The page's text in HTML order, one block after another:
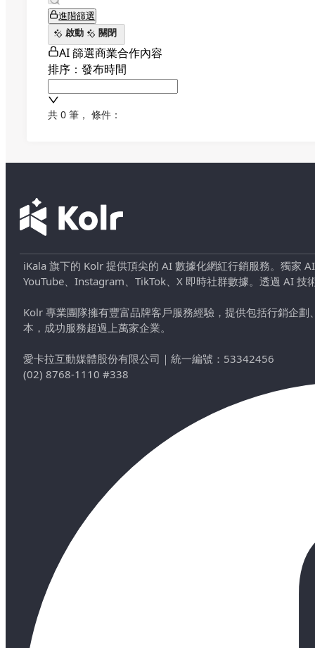
進階篩選
啟動
關閉
AI 篩選商業合作內容
排序：發布時間
共 0 筆 ， 條件：
iKala 旗下的 Kolr 提供頂尖的 AI 數據化網紅行銷服務。獨家
YouTube、Instagram、TikTok、X 即時社群數據。透過 AI
Kolr 專業團隊擁有豐富品牌客戶服務經驗，提供包括行銷企
本，成功服務超過上萬家企業。
愛卡拉互動媒體股份有限公司 ｜ 統一編號：53342456
(02) 8768-1110 #338